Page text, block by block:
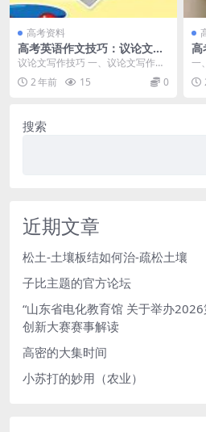
高考资料
高考英语作文技巧：议论文写
作技巧
议论文写作技巧 一、议论文写作三
要素 议论文主要包括三要素：论
点、论据和论证方法...
2 年前 15 0
高
及
一
间
请
搜索
近期文章
松土-土壤板结如何治-疏松土壤
子比主题的官方论坛
“山东省电化教育馆 关于举办
创新大赛赛事解读
高密的大集时间
小苏打的妙用（农业）